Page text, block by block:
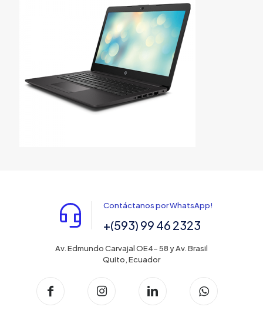
Contáctanos por WhatsApp!
+(593) 99 46 2323
Av. Edmundo Carvajal OE4- 58 y Av. Brasil
Quito, Ecuador